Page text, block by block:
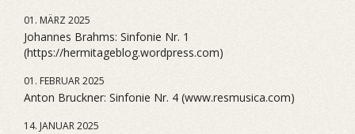
01. MÄRZ 2025
Johannes Brahms: Sinfonie Nr. 1
(https://hermitageblog.wordpress.com)
01. FEBRUAR 2025
Anton Bruckner: Sinfonie Nr. 4 (www.resmusica.com)
14. JANUAR 2025